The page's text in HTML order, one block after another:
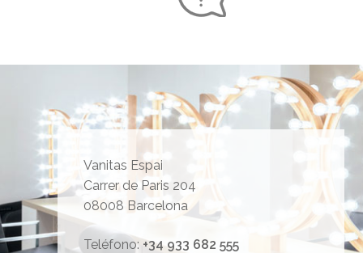
Vanitas Espai
Carrer de Paris 204
08008 Barcelona
Teléfono: +34 933 682 555